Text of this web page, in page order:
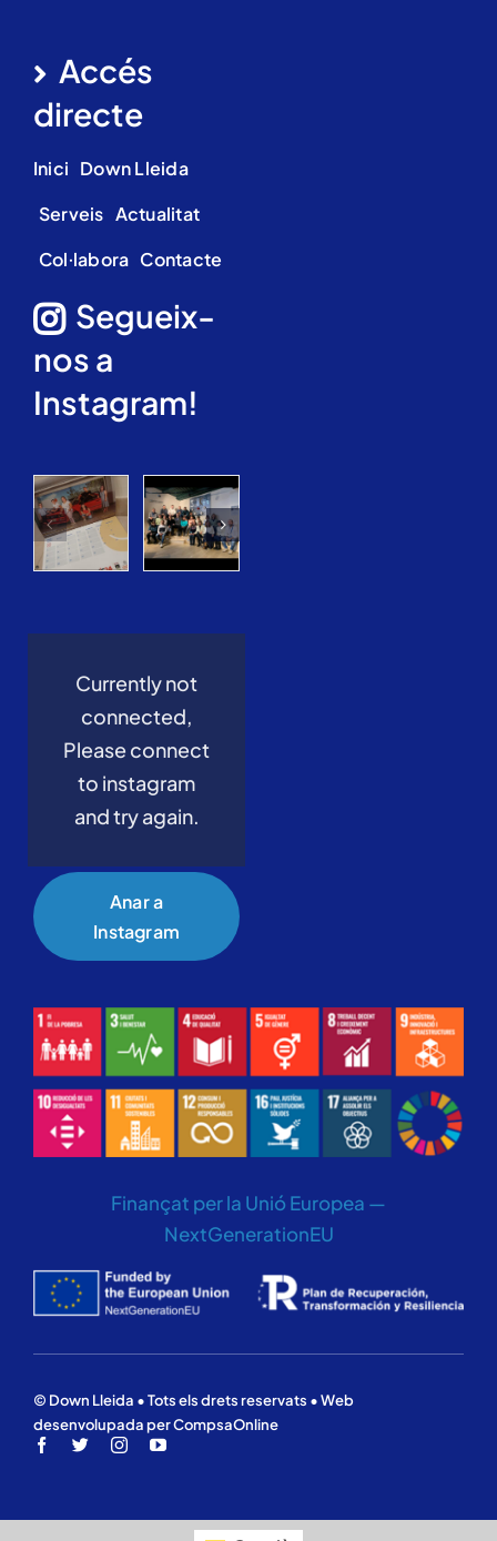
Accés
directe
Inici Down Lleida
Serveis Actualitat
Col·labora Contacte
Segueix-
nos a
Instagram!
Currently not
connected,
Please connect
to instagram
and try again.
Anar a
Instagram
Finançat per la Unió Europea —
NextGenerationEU
© Down Lleida • Tots els drets reservats • Web
desenvolupada per CompsaOnline